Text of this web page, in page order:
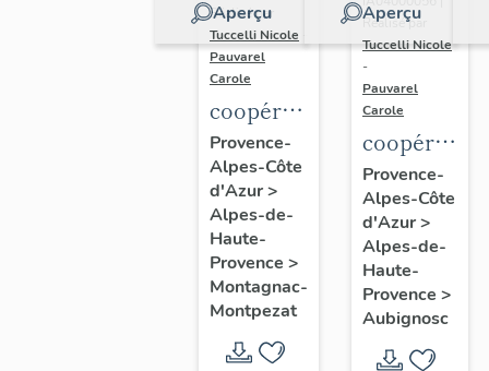
Aperçu
Réalisé par
Tuccelli Nicole
Pauvarel
Carole
coopérative
agricole
(coopérative
céréalière)
dite
Coopérative
agricole
de
céréales
Provence-
Alpes-Côte
d'Azur>
Alpes-de-
Haute-
Provence >
Montagnac-
Montpezat
Aperçu
Réalisé par
Tuccelli Nicole
-
Pauvarel
Carole
coopérative
agricole
céréalière)
Provence-
Alpes-Côte
d'Azur>
Alpes-de-
Haute-
Provence >
Aubignosc